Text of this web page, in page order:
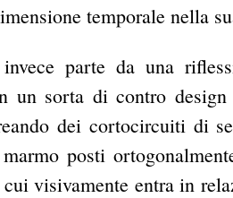
temporale nella
parte da una
un sorta di contro
dei cortocircuiti di
posti
visivamente entra in